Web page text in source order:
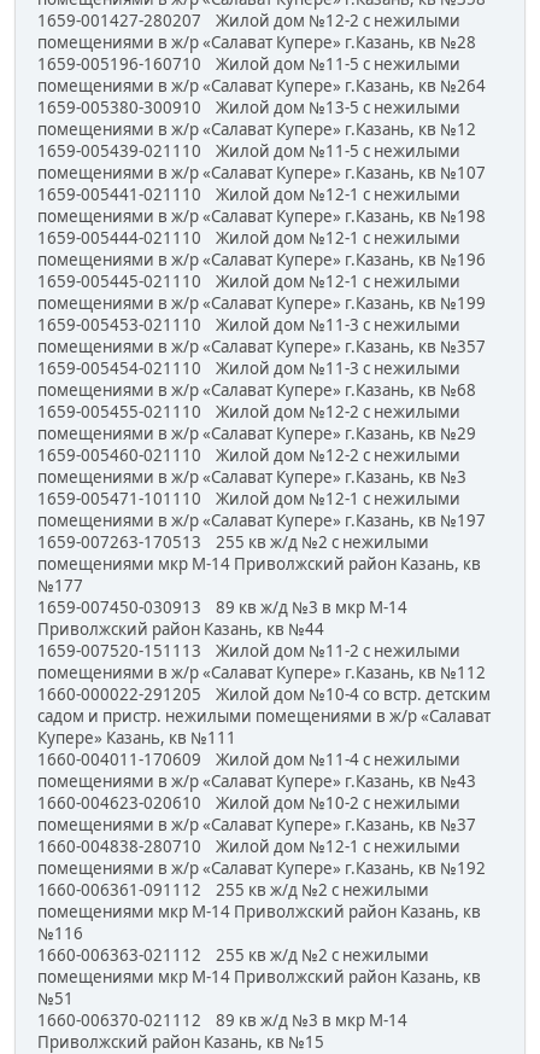
1659-001427-280207 Жилой дом №12-2 с нежилыми
помещениями в ж/р «Салават Купере» г.Казань, кв №28
1659-005196-160710 Жилой дом №11-5 с нежилыми
помещениями в ж/р «Салават Купере» г.Казань, кв №264
1659-005380-300910 Жилой дом №13-5 с нежилыми
помещениями в ж/р «Салават Купере» г.Казань, кв №12
1659-005439-021110 Жилой дом №11-5 с нежилыми
помещениями в ж/р «Салават Купере» г.Казань, кв №107
1659-005441-021110 Жилой дом №12-1 с нежилыми
помещениями в ж/р «Салават Купере» г.Казань, кв №198
1659-005444-021110 Жилой дом №12-1 с нежилыми
помещениями в ж/р «Салават Купере» г.Казань, кв №196
1659-005445-021110 Жилой дом №12-1 с нежилыми
помещениями в ж/р «Салават Купере» г.Казань, кв №199
1659-005453-021110 Жилой дом №11-3 с нежилыми
помещениями в ж/р «Салават Купере» г.Казань, кв №357
1659-005454-021110 Жилой дом №11-3 с нежилыми
помещениями в ж/р «Салават Купере» г.Казань, кв №68
1659-005455-021110 Жилой дом №12-2 с нежилыми
помещениями в ж/р «Салават Купере» г.Казань, кв №29
1659-005460-021110 Жилой дом №12-2 с нежилыми
помещениями в ж/р «Салават Купере» г.Казань, кв №3
1659-005471-101110 Жилой дом №12-1 с нежилыми
помещениями в ж/р «Салават Купере» г.Казань, кв №197
1659-007263-170513 255 кв ж/д №2 с нежилыми
помещениями мкр М-14 Приволжский район Казань, кв
№177
1659-007450-030913 89 кв ж/д №3 в мкр М-14
Приволжский район Казань, кв №44
1659-007520-151113 Жилой дом №11-2 с нежилыми
помещениями в ж/р «Салават Купере» г.Казань, кв №112
1660-000022-291205 Жилой дом №10-4 со встр. детским
садом и пристр. нежилыми помещениями в ж/р «Салават
Купере» Казань, кв №111
1660-004011-170609 Жилой дом №11-4 с нежилыми
помещениями в ж/р «Салават Купере» г.Казань, кв №43
1660-004623-020610 Жилой дом №10-2 с нежилыми
помещениями в ж/р «Салават Купере» г.Казань, кв №37
1660-004838-280710 Жилой дом №12-1 с нежилыми
помещениями в ж/р «Салават Купере» г.Казань, кв №192
1660-006361-091112 255 кв ж/д №2 с нежилыми
помещениями мкр М-14 Приволжский район Казань, кв
№116
1660-006363-021112 255 кв ж/д №2 с нежилыми
помещениями мкр М-14 Приволжский район Казань, кв
№51
1660-006370-021112 89 кв ж/д №3 в мкр М-14
Приволжский район Казань, кв №15